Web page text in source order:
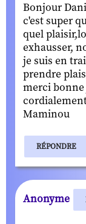
Bonjour
c'est super
quel
exhausser,
je suis en
prendre
merci bonne
Maminou
RÉPONDRE
Anonyme